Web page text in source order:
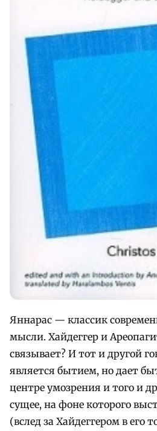
Яннарас — классик
мысли. Хайдеггер и
связывает? И тот и другой
является бытием, но дает
центре умозрения и того и
сущее, на фоне которого
(вслед за Хайдеггером в его